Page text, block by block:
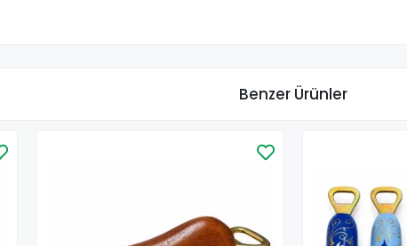
Benzer Ürünler